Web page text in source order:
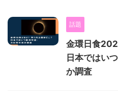
話題
金環日食
日本ではい
か調査